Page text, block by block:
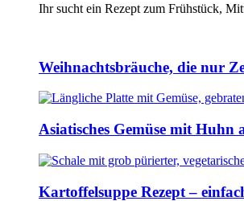
Ihr sucht ein Rezept zum Frühstück,
Weihnachtsbräuche, die nur
Asiatisches Gemüse mit
Kartoffelsuppe Rezept –